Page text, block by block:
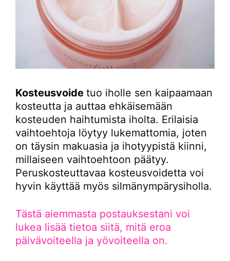
Kosteusvoide tuo iholle sen kaipaamaan
kosteutta ja auttaa ehkäisemään
kosteuden haihtumista iholta. Erilaisia
vaihtoehtoja löytyy lukemattomia, joten
on täysin makuasia ja ihotyypistä kiinni,
millaiseen vaihtoehtoon päätyy.
Peruskosteuttavaa kosteusvoidetta voi
hyvin käyttää myös silmänympärysiholla.
Tästä aiemmasta postauksestani voi
lukea lisää tietoa siitä, mitä eroa
päivävoiteella ja yövoiteella on.